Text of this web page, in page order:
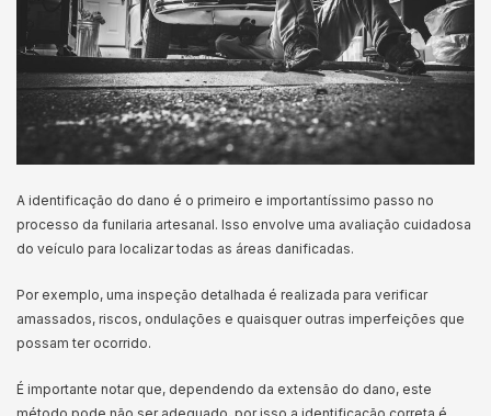
A identificação do dano é o primeiro e importantíssimo passo no
processo da funilaria artesanal. Isso envolve uma avaliação cuidadosa
do veículo para localizar todas as áreas danificadas.
Por exemplo, uma inspeção detalhada é realizada para verificar
amassados, riscos, ondulações e quaisquer outras imperfeições que
possam ter ocorrido.
É importante notar que, dependendo da extensão do dano, este